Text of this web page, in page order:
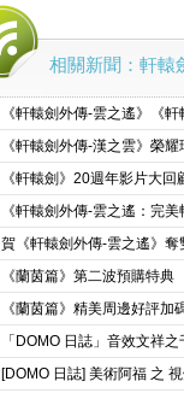
相關新聞：軒轅
《軒轅劍外傳-雲之遙》《
《軒轅劍外傳-漢之雲》榮
《軒轅劍》20週年影片大
《軒轅劍外傳-雲之遙：完
賀《軒轅劍外傳-雲之遙》
《蘭茵篇》第二波預購特
《蘭茵篇》精美周邊好評
「DOMO 日誌」音效文祥
[DOMO 日誌] 美術阿福 之